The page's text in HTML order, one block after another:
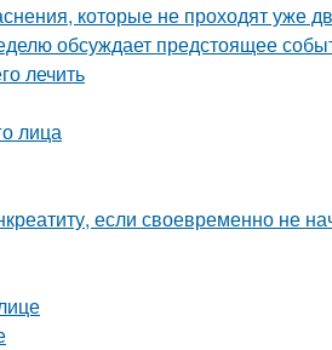
которые не проходят уже
обсуждает предстоящее
лечить
лица
если своевременно не